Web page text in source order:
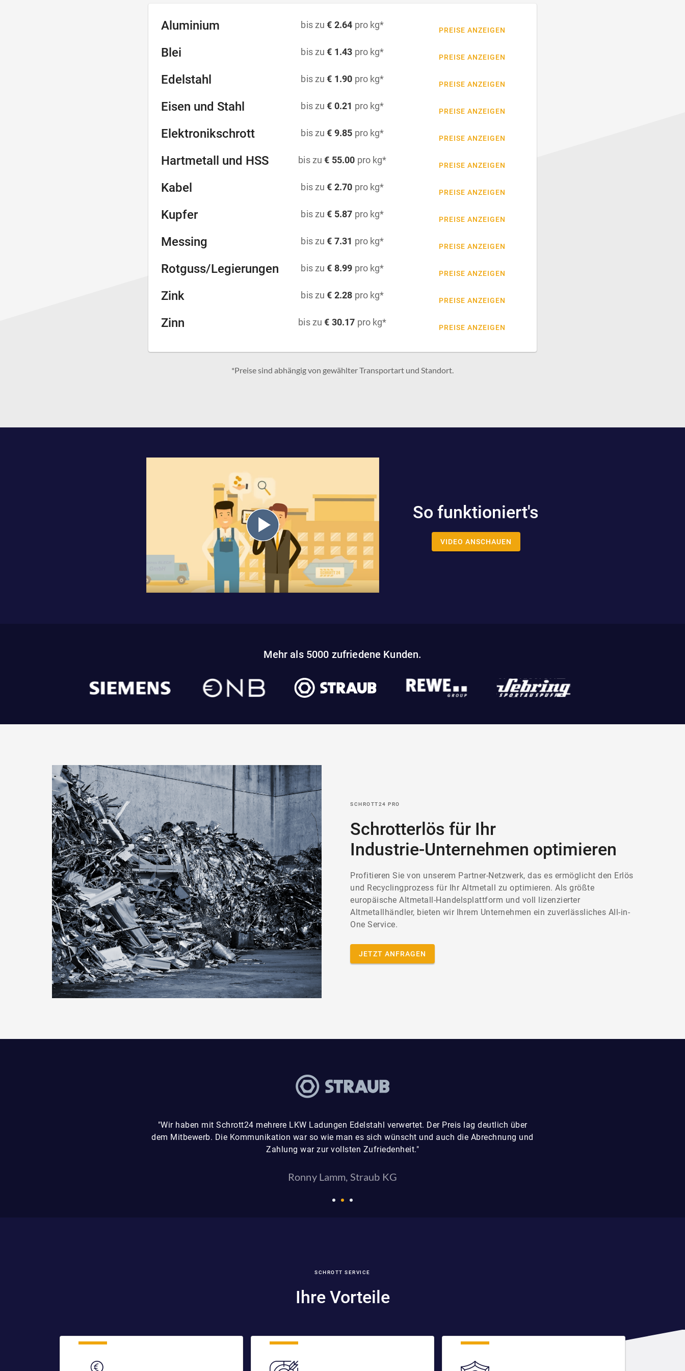
Aluminium bis zu€ 2.64 pro kg* PREISE ANZEIGEN
Blei bis zu€ 1.43 pro kg* PREISE ANZEIGEN
Edelstahl bis zu€ 1.90 pro kg* PREISE ANZEIGEN
Eisen und Stahl bis zu€ 0.21 pro kg* PREISE ANZEIGEN
Elektronikschrott bis zu€ 9.85 pro kg* PREISE ANZEIGEN
Hartmetall und HSS bis zu€ 55.00 pro kg* PREISE ANZEIGEN
Kabel bis zu€ 2.70 pro kg* PREISE ANZEIGEN
Kupfer bis zu€ 5.87 pro kg* PREISE ANZEIGEN
Messing bis zu€ 7.31 pro kg* PREISE ANZEIGEN
Rotguss/Legierungen bis zu€ 8.99 pro kg* PREISE ANZEIGEN
Zink bis zu€ 2.28 pro kg* PREISE ANZEIGEN
Zinn bis zu€ 30.17 pro kg* PREISE ANZEIGEN
*Preise sind abhängig von gewählter Transportart und Standort.
So funktioniert's
VIDEO ANSCHAUEN
Mehr als 5000 zufriedene Kunden.
SCHROTT24 PRO
Schrotterlös für Ihr
Industrie-Unternehmen optimieren
Profitieren Sie von unserem Partner-Netzwerk, das es ermöglicht den Erlös
und Recyclingprozess für Ihr Altmetall zu optimieren. Als größte
europäische Altmetall-Handelsplattform und voll lizenzierter
Altmetallhändler, bieten wir Ihrem Unternehmen ein zuverlässliches All-in-
One Service.
JETZT ANFRAGEN
"Wir haben mit Schrott24 mehrere LKW Ladungen Edelstahl verwertet. Der Preis lag deutlich über
dem Mitbewerb. Die Kommunikation war so wie man es sich wünscht und auch die Abrechnung und
Zahlung war zur vollsten Zufriedenheit."
Ronny Lamm, Straub KG
SCHROTT SERVICE
Ihre Vorteile